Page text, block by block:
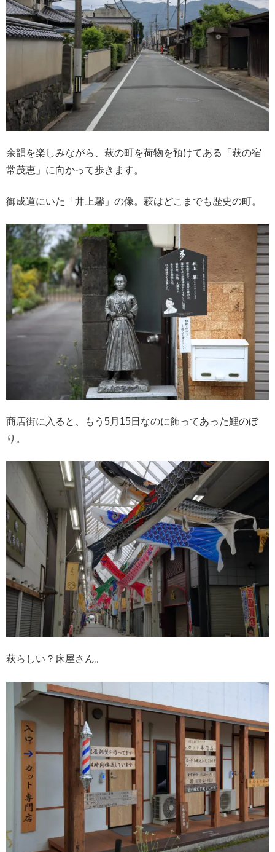
余韻を楽しみながら、萩の町を荷物を預けてある「萩の宿
常茂恵」に向かって歩きます。
御成道にいた「井上馨」の像。萩はどこまでも歴史の町。
商店街に入ると、もう5月15日なのに飾ってあった鯉のぼ
り。
萩らしい？床屋さん。